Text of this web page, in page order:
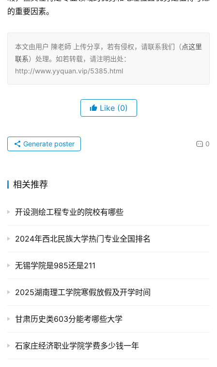
的重要因素。
本文由用户 陳老師 上传分享，若有侵权，请联系我们（点这里
联系）处理。如若转载，请注明出处：
http://www.yyquan.vip/5385.html
Like (0)
0
Generate poster
相关推荐
开设测绘工程专业的院校有哪些
2024年西北民族大学热门专业全国排名
无锡学院是985还是211
2025湖南理工学院寒假放假及开学时间
甘肃历史类603分能考哪些大学
石家庄经济职业学院学费多少钱一年